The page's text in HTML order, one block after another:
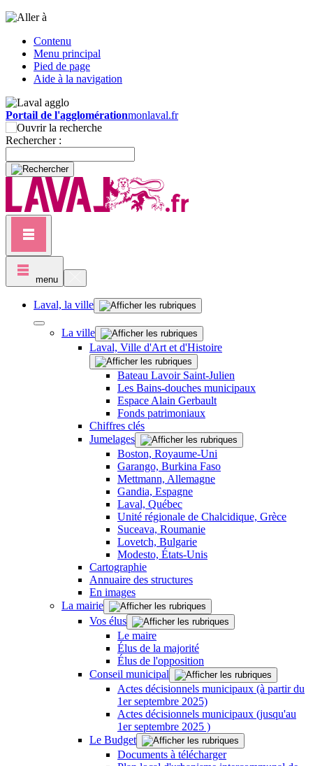
Contenu
Menu principal
Pied de page
Aide à la navigation
Portail de l'agglomérationmonlaval.fr
Rechercher :
menu
Laval, la ville
La ville
Laval, Ville d'Art et d'Histoire
Bateau Lavoir Saint-Julien
Les Bains-douches municipaux
Espace Alain Gerbault
Fonds patrimoniaux
Chiffres clés
Jumelages
Boston, Royaume-Uni
Garango, Burkina Faso
Mettmann, Allemagne
Gandia, Espagne
Laval, Québec
Unité régionale de Chalcidique, Grèce
Suceava, Roumanie
Lovetch, Bulgarie
Modesto, États-Unis
Cartographie
Annuaire des structures
En images
La mairie
Vos élus
Le maire
Élus de la majorité
Élus de l'opposition
Conseil municipal
Actes décisionnels municipaux (à partir du
1er septembre 2025)
Actes décisionnels municipaux (jusqu'au
1er septembre 2025 )
Le Budget
Documents à télécharger